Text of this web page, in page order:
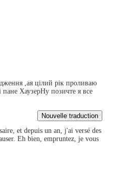
,ая цілий рік проливаю
пане ХаузерНу позичте я все
et depuis un an, j'ai versé des
Eh bien, empruntez, je vous